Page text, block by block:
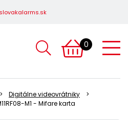
0
Digitálne videovrátniky
M1 - Mifare karta